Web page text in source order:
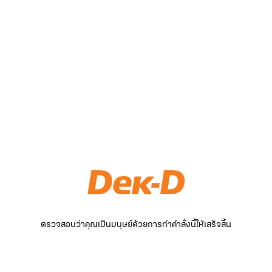
ตรวจสอบว่าคุณเป็นมนุษย์ด้วยการทำคำสั่งนี้ให้เสร็จสิ้น